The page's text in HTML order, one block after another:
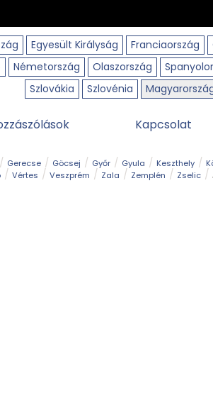
Egyesült Királyság Franciaország
Németország Olaszország
Szlovákia
Szlovénia
Kapcsolat
Gerecse Göcsej Győr Gyula Keszthely
Vértes Veszprém Zala Zemplén Zselic